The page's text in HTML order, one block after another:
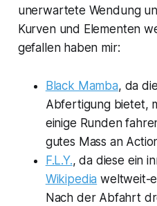
unerwartete Wendung
Kurven und Elementen
gefallen haben mir:
Black Mamba, da
Abfertigung bietet,
einige Runden
gutes Mass an
F.L.Y., da diese ein
Wikipedia weltweit-
Nach der Abfahrt